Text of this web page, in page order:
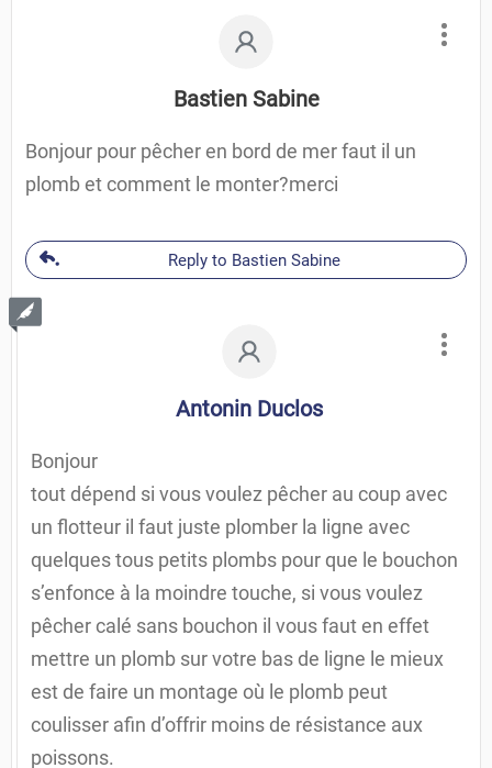
Bastien Sabine
Bonjour pour pêcher en bord de mer faut il un
plomb et comment le monter?merci
Reply to Bastien Sabine
Antonin Duclos
Bonjour
tout dépend si vous voulez pêcher au coup avec
un flotteur il faut juste plomber la ligne avec
quelques tous petits plombs pour que le bouchon
s’enfonce à la moindre touche, si vous voulez
pêcher calé sans bouchon il vous faut en effet
mettre un plomb sur votre bas de ligne le mieux
est de faire un montage où le plomb peut
coulisser afin d’offrir moins de résistance aux
poissons.